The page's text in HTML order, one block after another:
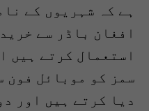
ہے کہ شہریوں کے
افغان باڈر سے
استعمال کرتے ہیں
سمز کو موبائل فون
دیا کرتے ہیں اور